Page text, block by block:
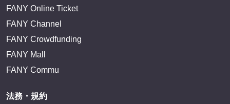
FANY Online Ticket
FANY Channel
FANY Crowdfunding
FANY Mall
FANY Commu
法務・規約